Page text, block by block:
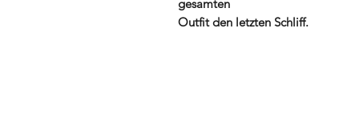
gesamten
Outfit den letzten Schliff.